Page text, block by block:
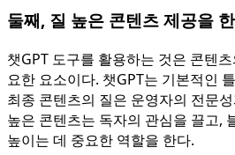
둘째, 질 높은 콘텐츠 제공을
챗GPT 도구를 활용하는 것은 콘텐
요한 요소이다. 챗GPT는 기본적인
최종 콘텐츠의 질은 운영자의 전문
높은 콘텐츠는 독자의 관심을 끌고,
높이는 데 중요한 역할을 한다.